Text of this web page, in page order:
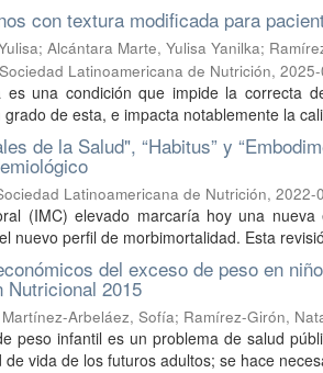
con textura modificada para
; Alcántara Marte, Yulisa Yanilka;
Sociedad Latinoamericana de Nutrición,
es una condición que impide la correcta
de esta, e impacta notablemente la
de la Salud", “Habitus” y
Latinoamericana de Nutrición, 2022-
(IMC) elevado marcaría hoy una
nuevo perfil de morbimortalidad. Esta
del exceso de peso en
Nutricional 2015
Martínez-Arbeláez, Sofía; Ramírez-Girón,
peso infantil es un problema de salud
vida de los futuros adultos; se hace